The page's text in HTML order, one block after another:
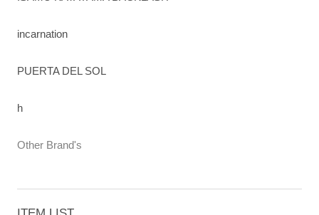
incarnation
PUERTA DEL SOL
h
Other Brand's